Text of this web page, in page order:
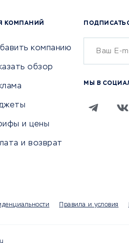
Онлайн-
SERM
отелей
КОМПАНИЙ
компанию
обзор
и цены
и возврат
МЫ В
Правила и условия